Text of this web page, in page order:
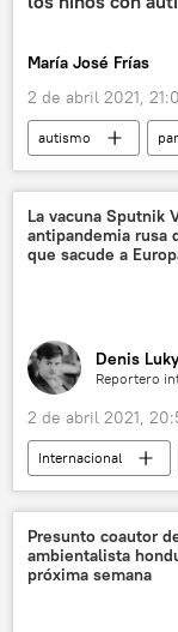
María José Frías
2 de abril 2021,
autismo
La vacuna Sputnik
antipandemia rusa
que sacude a
Denis
Reportero
2 de abril 2021,
Internacional
vacunación contra el
Sputnik V (vacuna)
Presunto coautor
ambientalista
próxima semana